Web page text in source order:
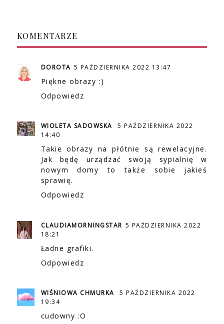
KOMENTARZE
DOROTA 5 PAŹDZIERNIKA 2022 13:47
Piękne obrazy :)
Odpowiedz
WIOLETA SADOWSKA
5 PAŹDZIERNIKA 2022
14:40
Takie obrazy na płótnie są rewelacyjne.
Jak będę urządzać swoją sypialnię w
nowym domy to także sobie jakieś
sprawię.
Odpowiedz
CLAUDIAMORNINGSTAR 5 PAŹDZIERNIKA 2022
18:21
Ładne grafiki.
Odpowiedz
WIŚNIOWA CHMURKA
5 PAŹDZIERNIKA 2022
19:34
cudowny :O